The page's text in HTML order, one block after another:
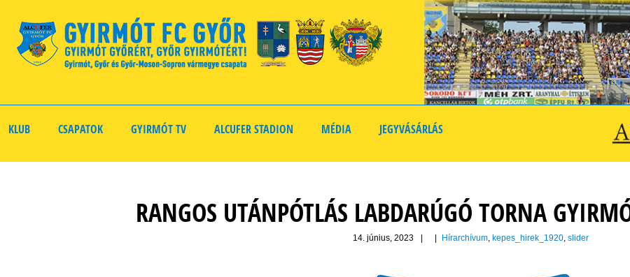
KLUB CSAPATOK GYIRMÓT TV ALCUFER STADION MÉDIA JEGYVÁSÁRLÁS
RANGOS UTÁNPÓTLÁS LABDARÚGÓ TORNA
14. június, 2023 Hírarchívum, kepes_hirek_1920, slider